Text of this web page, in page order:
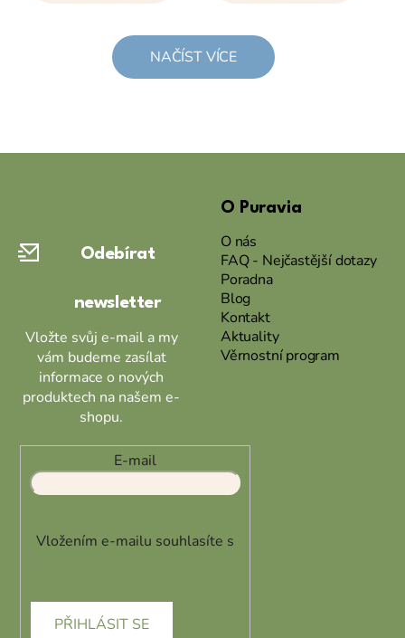
NAČÍST VÍCE
Odebírat
newsletter
Vložte svůj e-mail a my
vám budeme zasílat
informace o nových
produktech na našem e-
shopu.
E-mail
Vložením e-mailu souhlasíte s
PŘIHLÁSIT SE
O Puravia
O nás
FAQ - Nejčastější dotazy
Poradna
Blog
Kontakt
Aktuality
Věrnostní program